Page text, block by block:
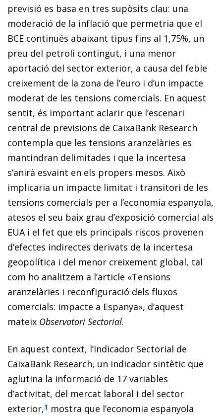
previsió es basa en tres supòsits clau: una
moderació de la inflació que permetria que el
BCE continués abaixant tipus fins al 1,75%, un
preu del petroli contingut, i una menor
aportació del sector exterior, a causa del feble
creixement de la zona de l’euro i d’un impacte
moderat de les tensions comercials. En aquest
sentit, és important aclarir que l’escenari
central de previsions de CaixaBank Research
contempla que les tensions aranzelàries es
mantindran delimitades i que la incertesa
s’anirà esvaint en els propers mesos. Això
implicaria un impacte limitat i transitori de les
tensions comercials per a l’economia espanyola,
atesos el seu baix grau d’exposició comercial als
EUA i el fet que els principals riscos provenen
d’efectes indirectes derivats de la incertesa
geopolítica i del menor creixement global, tal
com ho analitzem a l’article «Tensions
aranzelàries i reconfiguració dels fluxos
comercials: impacte a Espanya», d’aquest
mateix Observatori Sectorial.
En aquest context, l’Indicador Sectorial de
CaixaBank Research, un indicador sintètic que
aglutina la informació de 17 variables
d’activitat, del mercat laboral i del sector
exterior,1 mostra que l’economia espanyola